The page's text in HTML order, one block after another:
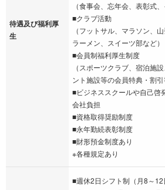
待遇及び福利厚
生
（食事会、忘年会、表彰式
■クラブ活動
（フットサル、マラソン、
ラーメン、スイーツ部など）
■会員制福利厚生制度
（スポーツクラブ、宿泊施
ント施設等の会員特典・割引
■ビジネススクールや自己啓
会社負担
■資格取得奨励制度
■永年勤続表彰制度
■財形預金制度あり
※各種規定あり
■週休2日シフト制（月8～12